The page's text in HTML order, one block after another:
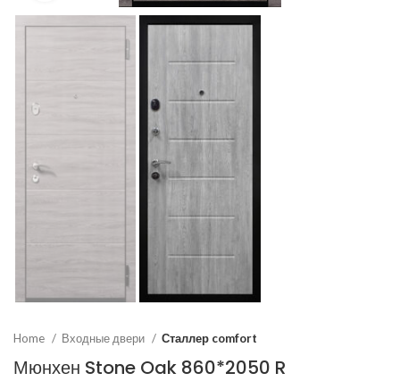
Home Входные двери Сталлер comfort
Мюнхен Stone Oak 860*2050 R